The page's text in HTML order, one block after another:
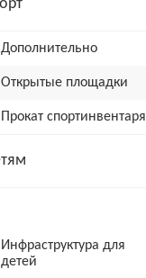
Дополнительно
Открытые площадки
Прокат спортинвентаря
Инфраструктура для
детей